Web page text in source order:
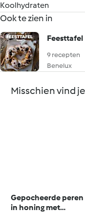
Koolhydraten
Ook te zien in
Feesttafel
9 recepten
Benelux
Misschien vind
Gepocheerde peren
in honing met